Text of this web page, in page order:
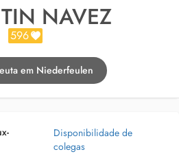
NAVEZ
596
em Niederfeulen
Disponibilidade de
colegas